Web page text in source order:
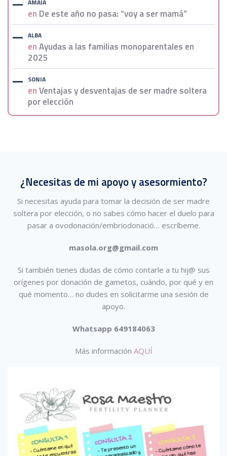
AMAIA
en De este año no pasa: “voy a ser mamá”
ALBA
enAyudas a las familias monoparentales en
2025
SONIA
enVentajas y desventajas de ser madre soltera
por elección
¿Necesitas de mi apoyo y asesormiento?
Si necesitas ayuda para tomar la decisión de ser madre
soltera por elección, o no sabes cómo hacer el duelo para
pasar a ovodonación/embriodonació… escríbeme.
masola.org@gmail.com
Si también tienes dudas de cómo contarle a tu hij@ sus
orígenes por donación de gametos, cuándo, por qué y en
qué momento… no dudes en solicitarme una sesión de
apoyo.
Whatsapp 649184063
Más información AQUÍ